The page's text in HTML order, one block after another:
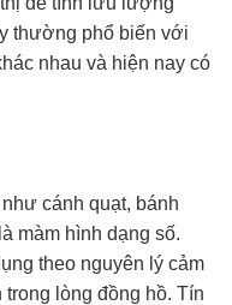
thường phổ biến với
nhau và hiện nay có
cánh quạt, bánh
màm hình dạng số.
theo nguyên lý cảm
lòng đồng hồ. Tín